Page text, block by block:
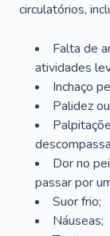
circulatórios,
Falta de
atividades
Inchaço
Palidez
Dor no
passar por
Suor frio;
Náuseas;